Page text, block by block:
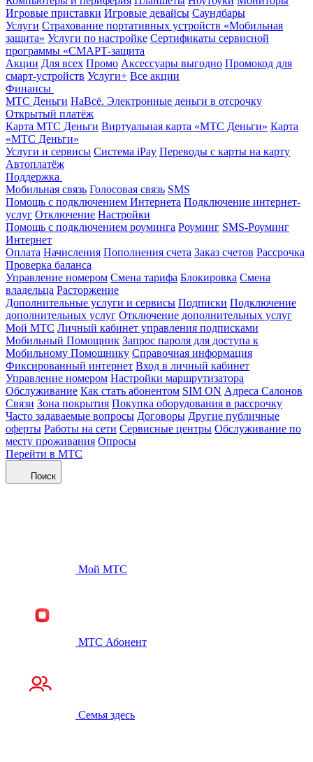
Игровые приставки Игровые девайсы Саундбары
Услуги Страхование портативных устройств «Мобильная
защита» Услуги по настройке Сертификаты сервисной
программы «СМАРТ-защита
Акции Для всех Промо Аксессуары выгодно Промокод для
смарт-устройств Услуги+ Все акции
Финансы
МТС Деньги НаВсё. Электронные деньги в отсрочку
Открытый платёж
Карта МТС Деньги Виртуальная карта «МТС Деньги» Карта
«МТС Деньги»
Услуги и сервисы Система iPay Переводы с карты на карту
Автоплатёж
Поддержка
Мобильная связь Голосовая связь SMS
Помощь с подключением Интернета Подключение интернет-
услуг Отключение Настройки
Помощь с подключением роуминга Роуминг SMS-Роуминг
Интернет
Оплата Начисления Пополнения счета Заказ счетов Рассрочка
Проверка баланса
Управление номером Смена тарифа Блокировка Смена
владельца Расторжение
Дополнительные услуги и сервисы Подписки Подключение
дополнительных услуг Отключение дополнительных услуг
Мой МТС Личный кабинет управления подписками
Мобильный Помощник Запрос пароля для доступа к
Мобильному Помощнику Справочная информация
Фиксированный интернет Вход в личный кабинет
Управление номером Настройки маршрутизатора
Обслуживание Как стать абонентом SIM ON Адреса Салонов
Связи Зона покрытия Покупка оборудования в рассрочку
Часто задаваемые вопросы Договоры Другие публичные
оферты Работы на сети Сервисные центры Обслуживание по
месту проживания Опросы
Перейти в МТС
Поиск
Мой МТС
МТС Абонент
Семья здесь